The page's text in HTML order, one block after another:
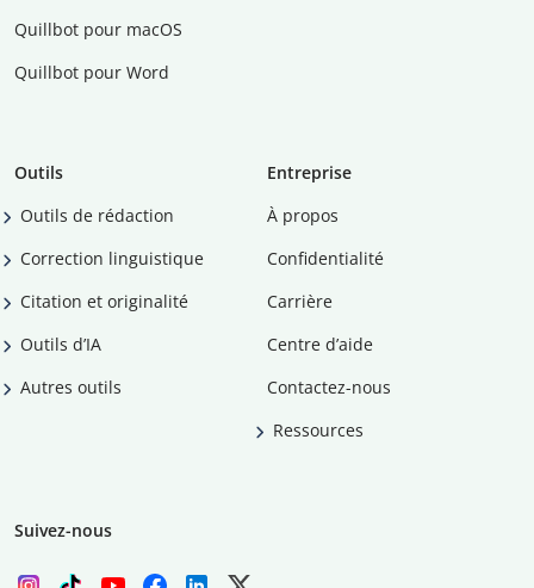
Quillbot pour macOS
Quillbot pour Word
Outils
Outils de rédaction
Correction linguistique
Citation et originalité
Outils d’IA
Autres outils
Entreprise
À propos
Confidentialité
Carrière
Centre d’aide
Contactez-nous
Ressources
Suivez-nous